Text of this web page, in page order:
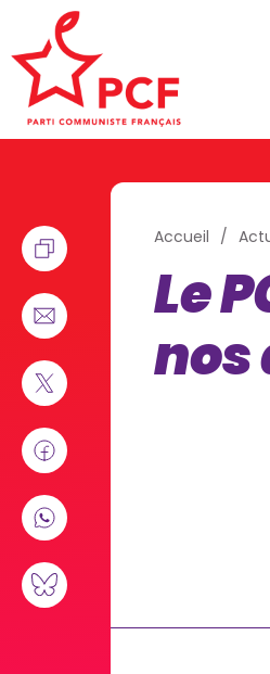
Accueil
Le
nos